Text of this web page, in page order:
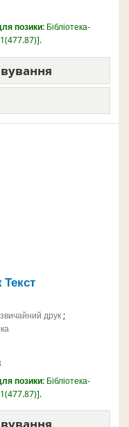
позики: Бібліотека-
.
Текст
звичайний друк;
позики: Бібліотека-
.